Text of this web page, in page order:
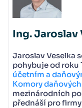
Ing. Jaroslav
Jaroslav Veselka
pohybuje od roku
účetním a
Komory
mezinárodních
přednáší pro